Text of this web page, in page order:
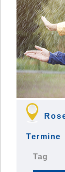
Termine
Tag